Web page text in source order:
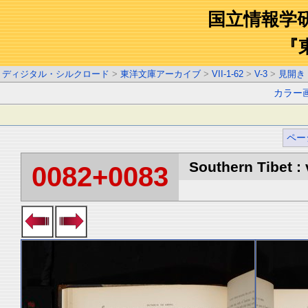
国立情報学
『
ディジタル・シルクロード > 東洋文庫アーカイブ > VII-1-62 > V-3 > 見開き
カラー
ペー
0082+0083 Southern Tibet :